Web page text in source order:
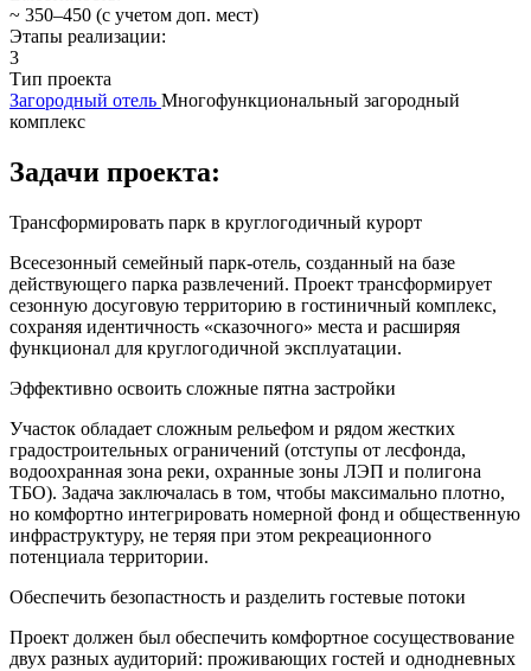
~ 350–450 (с учетом доп. мест)
Этапы реализации:
3
Тип проекта
Загородный отель Многофункциональный загородный
комплекс
Задачи проекта:
Трансформировать парк в круглогодичный курорт
Всесезонный семейный парк-отель, созданный на базе
действующего парка развлечений. Проект трансформирует
сезонную досуговую территорию в гостиничный комплекс,
сохраняя идентичность «сказочного» места и расширяя
функционал для круглогодичной эксплуатации.
Эффективно освоить сложные пятна застройки
Участок обладает сложным рельефом и рядом жестких
градостроительных ограничений (отступы от лесфонда,
водоохранная зона реки, охранные зоны ЛЭП и полигона
ТБО). Задача заключалась в том, чтобы максимально плотно,
но комфортно интегрировать номерной фонд и общественную
инфраструктуру, не теряя при этом рекреационного
потенциала территории.
Обеспечить безопастность и разделить гостевые потоки
Проект должен был обеспечить комфортное сосуществование
двух разных аудиторий: проживающих гостей и однодневных